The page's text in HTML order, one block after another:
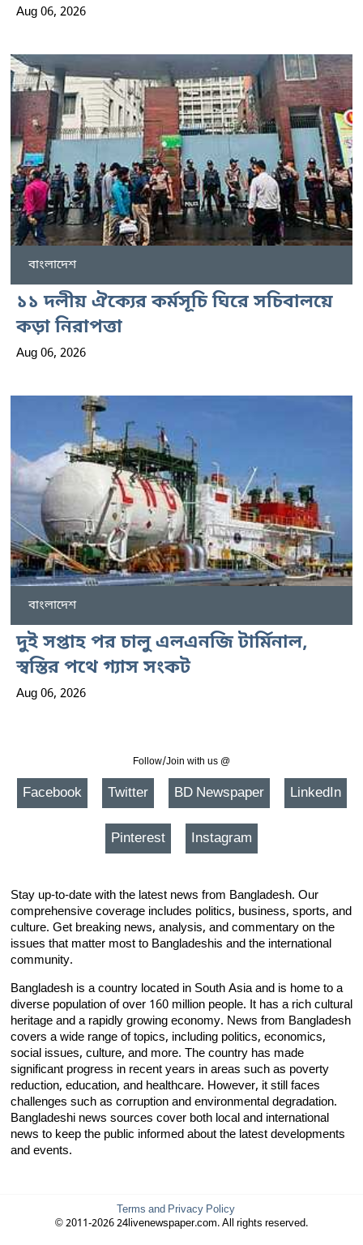
Aug 06, 2026
বাংলাদেশ
১১ দলীয় ঐক্যের কর্মসূচি ঘিরে সচিবালয়ে
কড়া নিরাপত্তা
Aug 06, 2026
বাংলাদেশ
দুই সপ্তাহ পর চালু এলএনজি টার্মিনাল,
স্বস্তির পথে গ্যাস সংকট
Aug 06, 2026
Follow/Join with us @
Facebook Twitter BD Newspaper LinkedIn
Pinterest Instagram
Stay up-to-date with the latest news from Bangladesh. Our
comprehensive coverage includes politics, business, sports, and
culture. Get breaking news, analysis, and commentary on the
issues that matter most to Bangladeshis and the international
community.
Bangladesh is a country located in South Asia and is home to a
diverse population of over 160 million people. It has a rich cultural
heritage and a rapidly growing economy. News from Bangladesh
covers a wide range of topics, including politics, economics,
social issues, culture, and more. The country has made
significant progress in recent years in areas such as poverty
reduction, education, and healthcare. However, it still faces
challenges such as corruption and environmental degradation.
Bangladeshi news sources cover both local and international
news to keep the public informed about the latest developments
and events.
Terms and Privacy Policy
© 2011-2026 24livenewspaper.com. All rights reserved.